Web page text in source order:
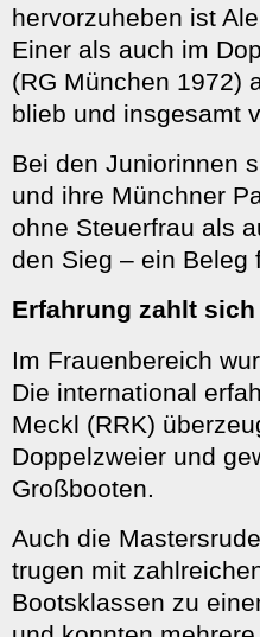
hervorzuheben ist
Einer als auch im
(RG München 1972)
blieb und insgesamt
Bei den Juniorinnen
und ihre Münchner
ohne Steuerfrau als
den Sieg – ein Beleg
Erfahrung zahlt
Im Frauenbereich
Die international
Meckl (RRK)
Doppelzweier und
Großbooten.
Auch die
trugen mit
Bootsklassen zu